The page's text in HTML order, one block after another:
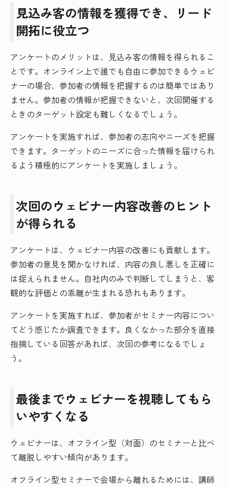
見込み客の情報を獲得でき、リード
開拓に役立つ
アンケートのメリットは、見込み客の情報を得られるこ
とです。オンライン上で誰でも自由に参加できるウェビ
ナーの場合、参加者の情報を把握するのは簡単ではあり
ません。参加者の情報が把握できないと、次回開催する
ときのターゲット設定も難しくなるでしょう。
アンケートを実施すれば、参加者の志向やニーズを把握
できます。ターゲットのニーズに合った情報を届けられ
るよう積極的にアンケートを実施しましょう。
次回のウェビナー内容改善のヒント
が得られる
アンケートは、ウェビナー内容の改善にも貢献します。
参加者の意見を聞かなければ、内容の良し悪しを正確に
は捉えられません。自社内のみで判断してしまうと、客
観的な評価との乖離が生まれる恐れもあります。
アンケートを実施すれば、参加者がセミナー内容につい
てどう感じたか調査できます。良くなかった部分を直接
指摘している回答があれば、次回の参考になるでしょ
う。
最後までウェビナーを視聴してもら
いやすくなる
ウェビナーは、オフライン型（対面）のセミナーと比べ
て離脱しやすい傾向があります。
オフライン型セミナーで会場から離れるためには、講師